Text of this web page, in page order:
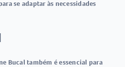
se adaptar às necessidades
Bucal também é essencial para